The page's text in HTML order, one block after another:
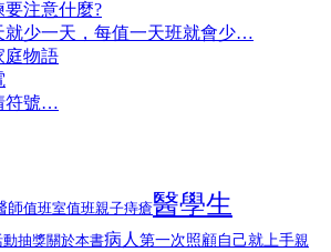
注意什麼?
就少一天，每值一天班就會少…
庭物語
符號…
師值班室值班親子痔瘡醫學生
動抽獎關於本書病人 第一次照顧自己就上手親